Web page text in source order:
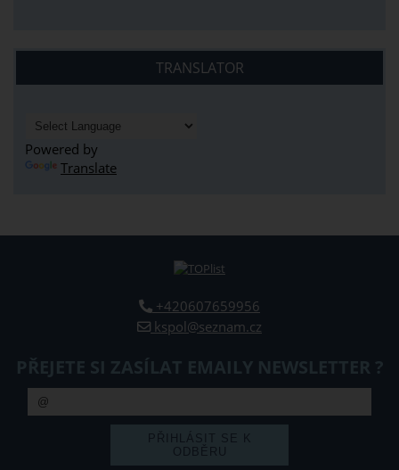
TRANSLATOR
Powered by
Translate
+420607659956
kspol@seznam.cz
PŘEJETE SI ZASÍLAT EMAILY NEWSLETTER ?